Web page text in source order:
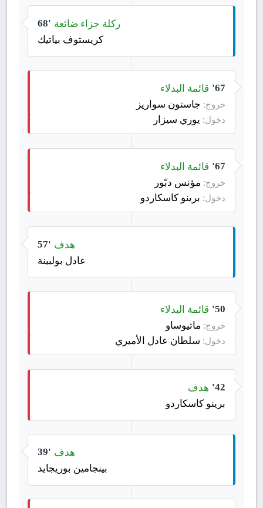
68' ركلة جزاء ضائعة
كريستوف بياتيك
67' قائمة البدلاء
خروج: جاستون سواريز
دخول: يوري سيزار
67' قائمة البدلاء
خروج: مؤنس دبّور
دخول: برينو كاسكاردو
57' هدف
عادل بولبينة
50' قائمة البدلاء
خروج: ماتيوساو
دخول: سلطان عادل الأميري
42' هدف
برينو كاسكاردو
39' هدف
بينجامين بوريجايد